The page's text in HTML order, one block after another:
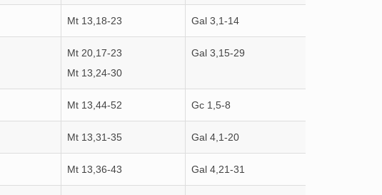
Mt 13,18-23 Gal 3,1-14
Mt 20,17-23
Mt 13,24-30
Gal 3,15-29
Mt 13,44-52 Gc 1,5-8
Mt 13,31-35 Gal 4,1-20
Mt 13,36-43 Gal 4,21-31